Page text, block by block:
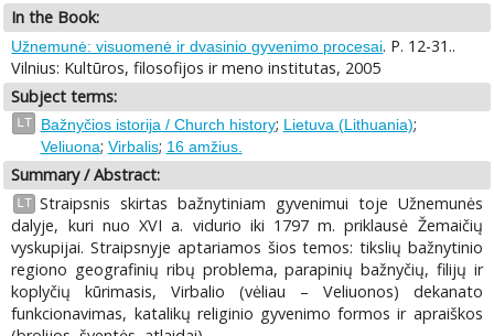
In the Book:
Užnemunė: visuomenė ir dvasinio gyvenimo procesai. P. 12-31..
Vilnius: Kultūros, filosofijos ir meno institutas, 2005
Subject terms:
LT Bažnyčios istorija / Church history; Lietuva (Lithuania);
Veliuona; Virbalis; 16 amžius.
Summary / Abstract:
LT Straipsnis skirtas bažnytiniam gyvenimui toje Užnemunės
dalyje, kuri nuo XVI a. vidurio iki 1797 m. priklausė Žemaičių
vyskupijai. Straipsnyje aptariamos šios temos: tikslių bažnytinio
regiono geografinių ribų problema, parapinių bažnyčių, filijų ir
koplyčių kūrimasis, Virbalio (vėliau – Veliuonos) dekanato
funkcionavimas, katalikų religinio gyvenimo formos ir apraiškos